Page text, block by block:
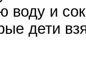
воду и
дети